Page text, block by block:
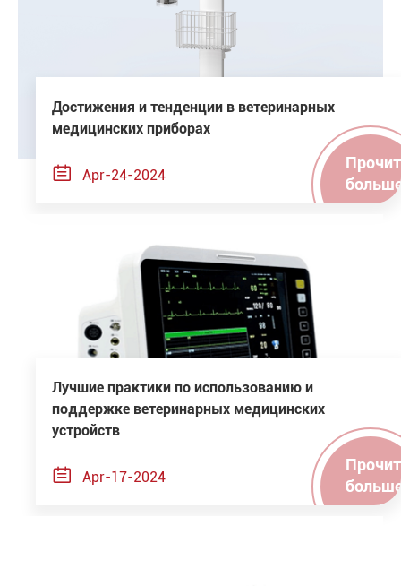
Достижения и тенденции в ветеринарных
медицинских приборах
 Apr-24-2024
Лучшие практики по использованию и
поддержке ветеринарных медицинских
устройств
 Apr-17-2024